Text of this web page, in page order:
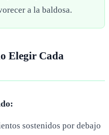
a la baldosa.
Elegir Cada
sostenidos por debajo